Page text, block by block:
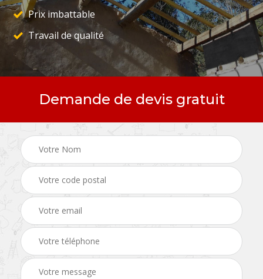
Prix imbattable
Travail de qualité
Demande de devis gratuit